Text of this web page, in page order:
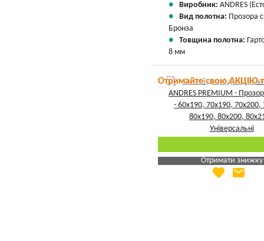
Виробник: ANDRES
Вид полотна: Прозора
Бронза
Товщина полотна:
8 мм
Отримайте свою АКЦІЮ
Отримати знижку
Яка Ваша ціна
favorite email